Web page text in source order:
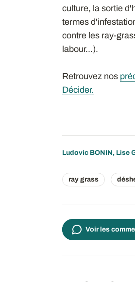
culture, la sortie
termes
contre les ray-
labour...).
Retrouvez nos
Décider.
Ludovic BONIN, Lise
ray grass
Voir les